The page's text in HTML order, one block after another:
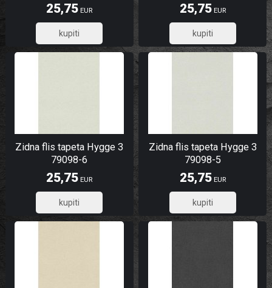
25,75 EUR
20,60
25,75EUR
20,60
Zidna flis tapeta Hygge 3
79098-6
25,75 EUR
20,60
Zidna flis tapeta Hygge 3
79098-5
25,75EUR
20,60